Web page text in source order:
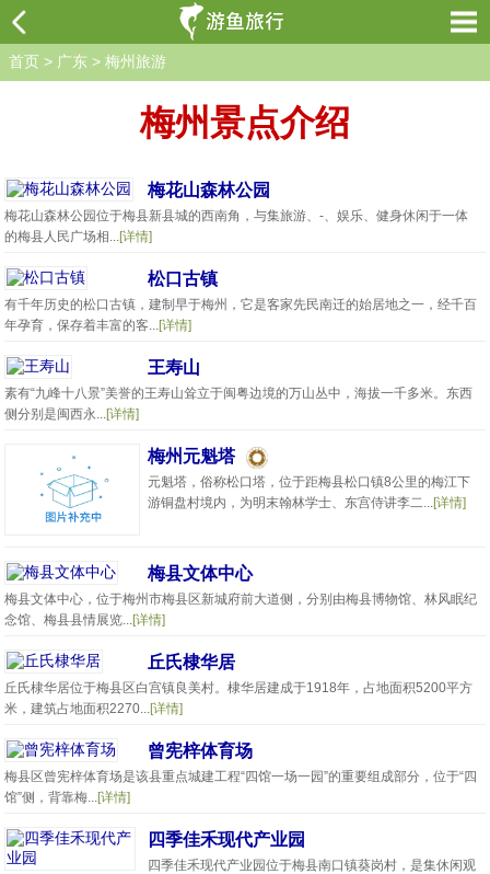
首页 > 广东 > 梅州旅游
梅州景点介绍
梅花山森林公园
梅花山森林公园位于梅县新县城的西南角，与集旅游、-、娱乐、健身休闲于一体
的梅县人民广场相...[详情]
松口古镇
有千年历史的松口古镇，建制早于梅州，它是客家先民南迁的始居地之一，经千百
年孕育，保存着丰富的客...[详情]
王寿山
素有“九峰十八景”美誉的王寿山耸立于闽粤边境的万山丛中，海拔一千多米。东西
侧分别是闽西永...[详情]
梅州元魁塔
元魁塔，俗称松口塔，位于距梅县松口镇8公里的梅江下
游铜盘村境内，为明末翰林学士、东宫侍讲李二...[详情]
梅县文体中心
梅县文体中心，位于梅州市梅县区新城府前大道侧，分别由梅县博物馆、林风眠纪
念馆、梅县县情展览...[详情]
丘氏棣华居
丘氏棣华居位于梅县区白宫镇良美村。棣华居建成于1918年，占地面积5200平方
米，建筑占地面积2270...[详情]
曾宪梓体育场
梅县区曾宪梓体育场是该县重点城建工程“四馆一场一园”的重要组成部分，位于“四
馆”侧，背靠梅...[详情]
四季佳禾现代产业园
四季佳禾现代产业园位于梅县南口镇葵岗村，是集休闲观